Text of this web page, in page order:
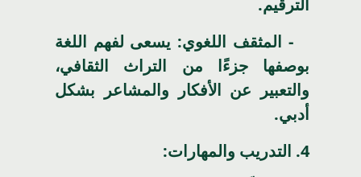
الترقيم.
- المثقف اللغوي: يسعى لفهم اللغة
بوصفها جزءًا من التراث الثقافي،
والتعبير عن الأفكار والمشاعر بشكل
أدبي.
4. التدريب والمهارات: